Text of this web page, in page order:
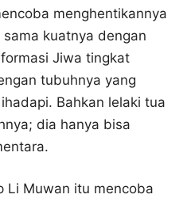
menghentikannya
kuatnya dengan
Jiwa tingkat
tubuhnya yang
Bahkan lelaki tua
dia hanya bisa
Li Muwan itu mencoba